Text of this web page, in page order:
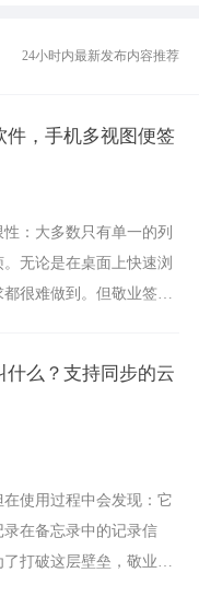
24小时内最新发布内容推荐
件，手机多视图便签
：大多数只有单一的列
无论是在桌面上快速浏
很难做到。但敬业签作
么？支持同步的云
使用过程中会发现：它
在备忘录中的记录信
打破这层壁垒，敬业签